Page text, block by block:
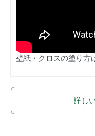
壁紙・クロスの塗り方
詳し